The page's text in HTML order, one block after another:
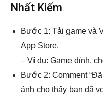
Nhất Kiếm
Bước 1: Tải game và
App Store.
– Ví dụ: Game đỉnh,
Bước 2: Comment
ảnh cho thấy bạn đã